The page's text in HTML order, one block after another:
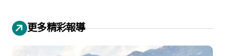
更多精彩報導